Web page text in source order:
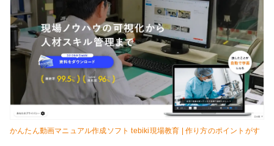
かんたん動画マニュアル作成ソフト tebiki現場教育 | 作り方のポイントがす